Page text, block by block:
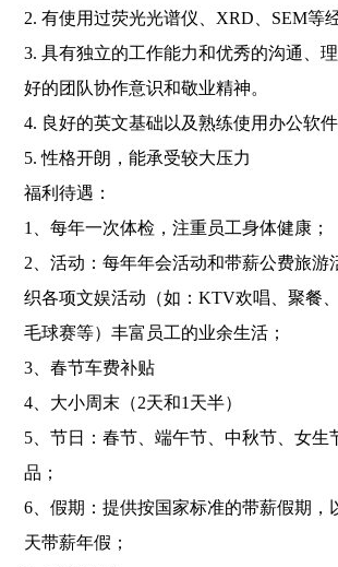
2. 有使用过荧光光谱仪、XRD、SEM等
3. 具有独立的工作能力和优秀的沟通、
好的团队协作意识和敬业精神。
4. 良好的英文基础以及熟练使用办公软件
5. 性格开朗，能承受较大压力
福利待遇：
1、每年一次体检，注重员工身体健康；
2、活动：每年年会活动和带薪公费旅游
织各项文娱活动（如：KTV欢唱、聚餐
毛球赛等）丰富员工的业余生活；
3、春节车费补贴
4、大小周末（2天和1天半）
5、节日：春节、端午节、中秋节、女生
品；
6、假期：提供按国家标准的带薪假期，
天带薪年假；